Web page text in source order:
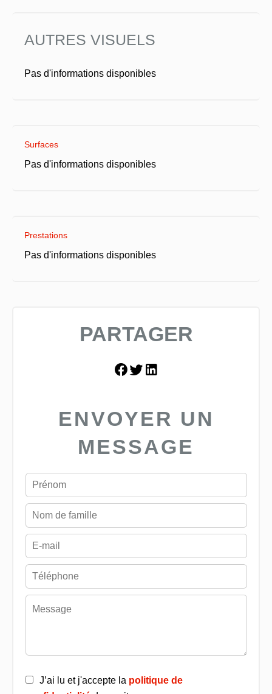
AUTRES VISUELS
Pas d'informations disponibles
Surfaces
Pas d'informations disponibles
Prestations
Pas d'informations disponibles
PARTAGER
ENVOYER UN
MESSAGE
J’ai lu et j'accepte la politique de